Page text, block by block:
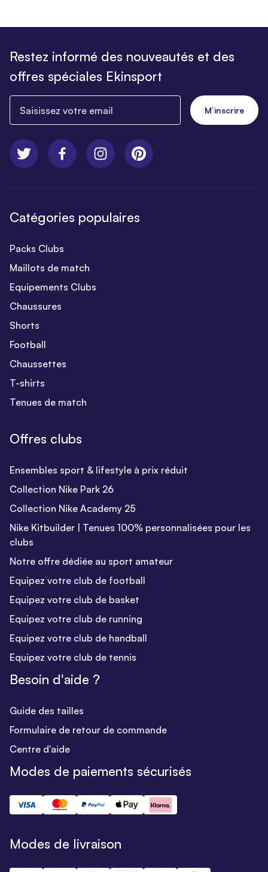
Restez informé des nouveautés et des
offres spéciales Ekinsport
M’inscrire
Catégories populaires
Packs Clubs
Maillots de match
Equipements Clubs
Chaussures
Shorts
Football
Chaussettes
T-shirts
Tenues de match
Offres clubs
Ensembles sport & lifestyle à prix réduit
Collection Nike Park 26
Collection Nike Academy 25
Nike Kitbuilder | Tenues 100% personnalisées pour les
clubs
Notre offre dédiée au sport amateur
Equipez votre club de football
Equipez votre club de basket
Equipez votre club de running
Equipez votre club de handball
Equipez votre club de tennis
Besoin d'aide ?
Guide des tailles
Formulaire de retour de commande
Centre d'aide
Modes de paiements sécurisés
Modes de livraison